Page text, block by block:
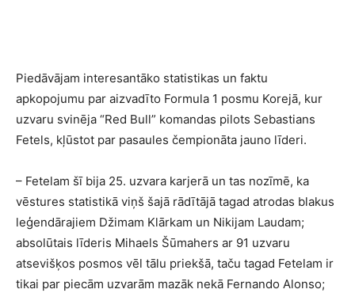
Piedāvājam interesantāko statistikas un faktu
apkopojumu par aizvadīto Formula 1 posmu Korejā, kur
uzvaru svinēja “Red Bull” komandas pilots Sebastians
Fetels, kļūstot par pasaules čempionāta jauno līderi.
– Fetelam šī bija 25. uzvara karjerā un tas nozīmē, ka
vēstures statistikā viņš šajā rādītājā tagad atrodas blakus
leģendārajiem Džimam Klārkam un Nikijam Laudam;
absolūtais līderis Mihaels Šūmahers ar 91 uzvaru
atsevišķos posmos vēl tālu priekšā, taču tagad Fetelam ir
tikai par piecām uzvarām mazāk nekā Fernando Alonso;